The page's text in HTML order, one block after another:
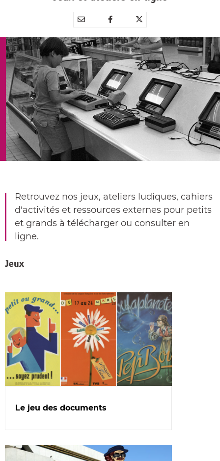
Partager
e-
mail
Partager
Facebook
Partager
Twitter
Retrouvez nos jeux, ateliers ludiques, cahiers
d'activités et ressources externes pour petits
et grands à télécharger ou consulter en
ligne.
Jeux
Dans
cette
rubrique
Le jeu des documents